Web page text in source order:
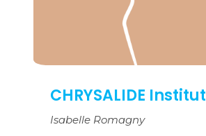
CHRYSALIDE Institut
Isabelle Romagny